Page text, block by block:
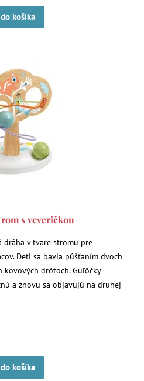
košíka
s veveričkou
dráha v tvare stromu pre
Deti sa bavia púšťaním dvoch
kovových drôtoch. Guľôčky
a znovu sa objavujú na druhej
košíka